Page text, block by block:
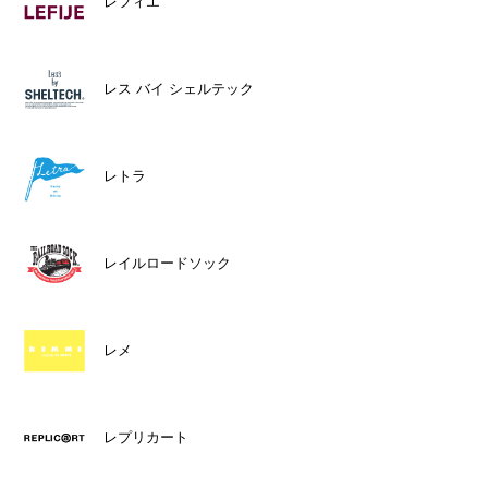
レス バイ シェルテック
レトラ
レイルロードソック
レメ
レプリカート